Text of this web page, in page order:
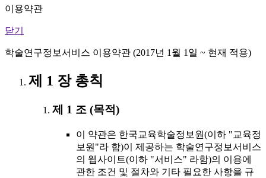
이용약관
닫기
학술연구정보서비스 이용약관 (2017년 1월 1일 ~ 현재 적용)
제 1 장 총칙
제 1 조 (목적)
이 약관은 한국교육학술정보원(이하 "교육정
보원"라 함)이 제공하는 학술연구정보서비스
의 웹사이트(이하 "서비스" 라함)의 이용에
관한 조건 및 절차와 기타 필요한 사항을 규